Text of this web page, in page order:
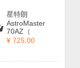
星特朗
AstroMaster
70AZ（
¥ 725.00